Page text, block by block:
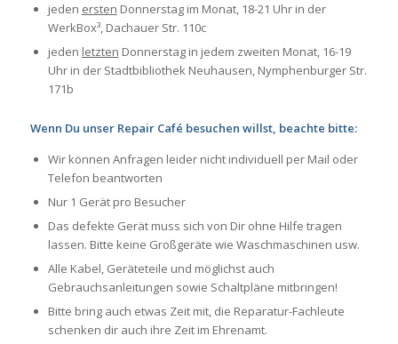
jeden ersten Donnerstag im Monat, 18-21 Uhr in der
WerkBox³, Dachauer Str. 110c
jeden letzten Donnerstag in jedem zweiten Monat, 16-19
Uhr in der Stadtbibliothek Neuhausen, Nymphenburger Str.
171b
Wenn Du unser Repair Café besuchen willst, beachte bitte:
Wir können Anfragen leider nicht individuell per Mail oder
Telefon beantworten
Nur 1 Gerät pro Besucher
Das defekte Gerät muss sich von Dir ohne Hilfe tragen
lassen. Bitte keine Großgeräte wie Waschmaschinen usw.
Alle Kabel, Geräteteile und möglichst auch
Gebrauchsanleitungen sowie Schaltpläne mitbringen!
Bitte bring auch etwas Zeit mit, die Reparatur-Fachleute
schenken dir auch ihre Zeit im Ehrenamt.